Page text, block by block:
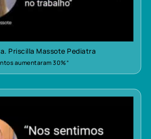
Priscilla Massote Pediatra
aumentaram 30%”